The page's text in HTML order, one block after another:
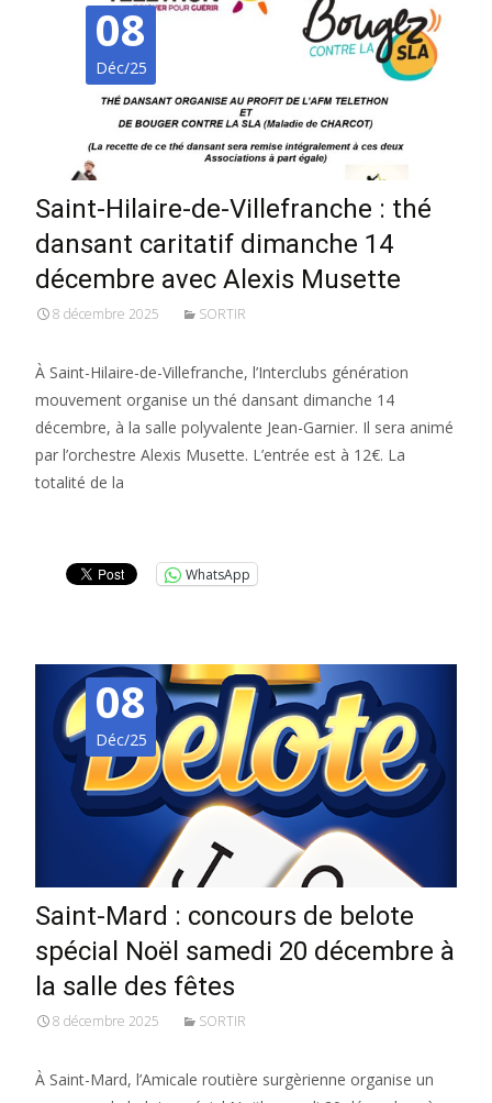
08
Déc/25
Saint-Hilaire-de-Villefranche : thé
dansant caritatif dimanche 14
décembre avec Alexis Musette
8 décembre 2025 SORTIR
À Saint-Hilaire-de-Villefranche, l’Interclubs génération
mouvement organise un thé dansant dimanche 14
décembre, à la salle polyvalente Jean-Garnier. Il sera animé
par l’orchestre Alexis Musette. L’entrée est à 12€. La
totalité de la
WhatsApp
08
Déc/25
Saint-Mard : concours de belote
spécial Noël samedi 20 décembre à
la salle des fêtes
8 décembre 2025 SORTIR
À Saint-Mard, l’Amicale routière surgèrienne organise un